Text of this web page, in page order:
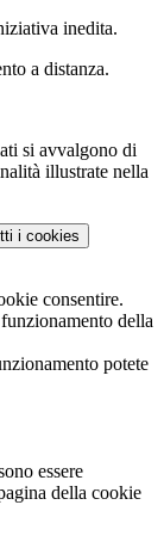
inedita.
a distanza.
si avvalgono di
illustrate nella
i cookies
consentire.
della
potete
essere
della cookie